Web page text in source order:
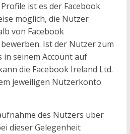
ist es der Facebook
möglich, die Nutzer
von Facebook
Ist der Nutzer zum
seinem Account auf
die Facebook Ireland Ltd.
jeweiligen Nutzerkonto
des Nutzers über
dieser Gelegenheit